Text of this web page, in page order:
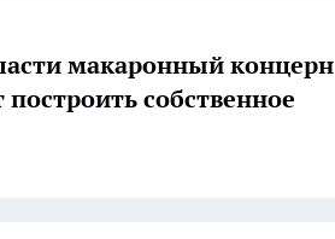
макаронный концерн
собственное